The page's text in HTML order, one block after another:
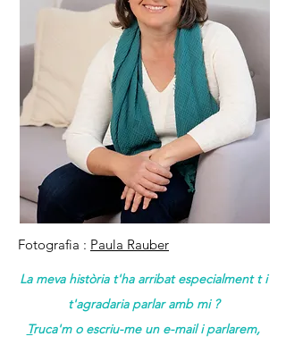
Fotografia : Paula Rauber
La meva història t'ha arribat especialment t i
t'agradaria parlar amb mi ?
Truca'm o escriu-me un e-mail i parlarem,